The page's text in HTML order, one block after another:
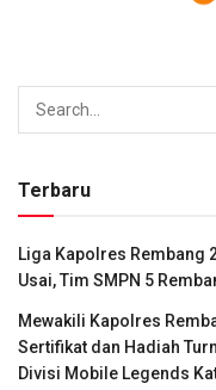
Terbaru
Liga Kapolres Rembang
Usai, Tim SMPN 5
Mewakili Kapolres
Sertifikat dan Hadiah
Divisi Mobile Legends